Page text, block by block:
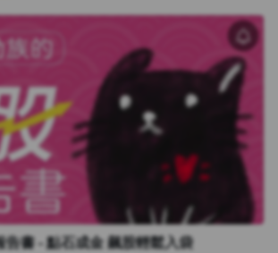
書 - 點石成金 飆股輕鬆入袋